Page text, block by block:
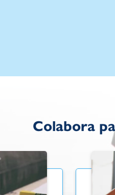
Colabora